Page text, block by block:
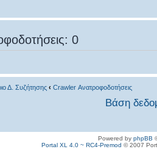
0
Δ. Συζήτησης ‹ Crawler Ανατροφοδοτήσεις
Βάση
Powered by phpBB
Portal XL 4.0 ~ RC4-Premod © 2007